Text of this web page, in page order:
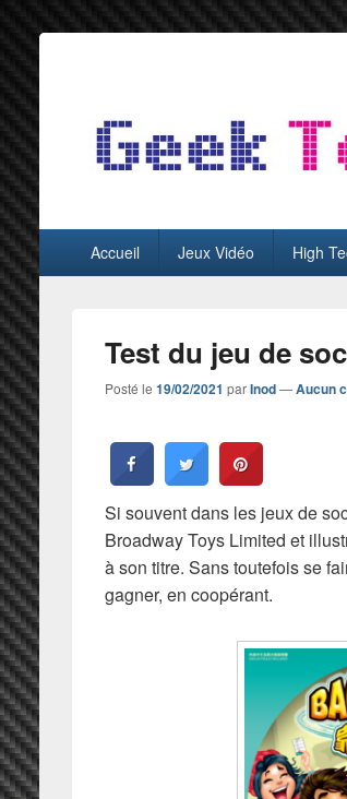
GeekTest
principalAccueil Jeux Vidéo High
Test du jeu de
Posté le 19/02/2021 parInod—Aucun
Si souvent dans les jeux de
Broadway Toys Limited et
à son titre. Sans toutefois se
gagner, en coopérant.